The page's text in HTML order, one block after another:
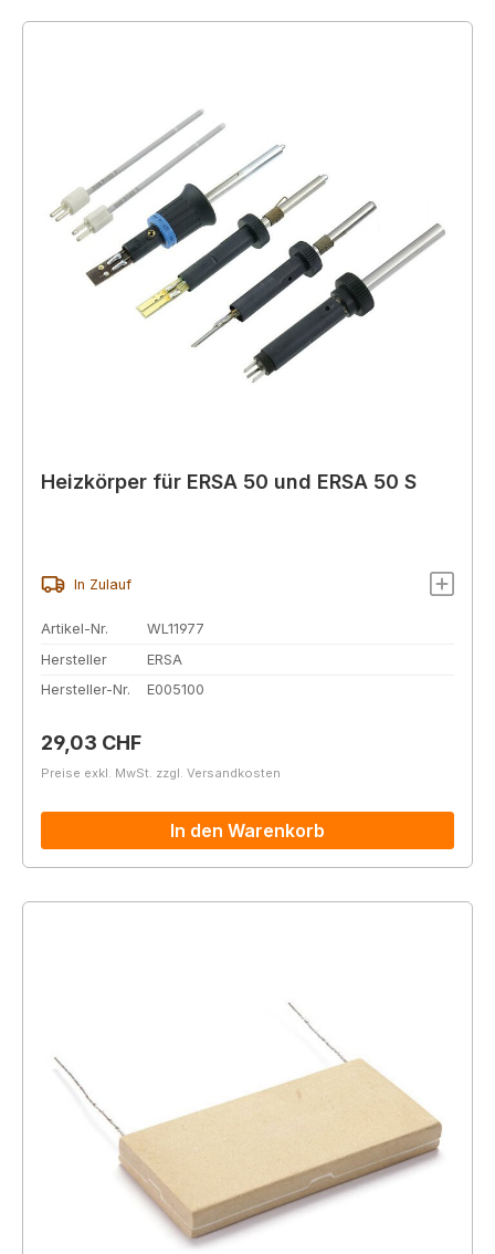
Heizkörper für ERSA 50 und ERSA 50 S
In Zulauf
Artikel-Nr.
WL11977
Hersteller
ERSA
Hersteller-Nr.
E005100
Regulärer Preis:
29,03 CHF
Preise exkl. MwSt. zzgl. Versandkosten
In den Warenkorb